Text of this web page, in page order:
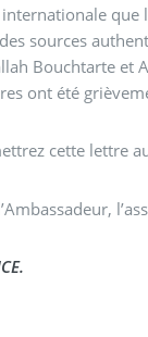
que
sources
Bouchtarte
ont été
cette lettre